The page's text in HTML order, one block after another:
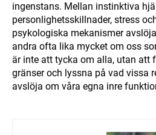
ingenstans. Mellan instinktiva
personlighetsskillnader, stress
psykologiska mekanismer
andra ofta lika mycket om oss
är inte att tycka om alla, utan att
gränser och lyssna på vad vissa
avslöja om våra egna inre